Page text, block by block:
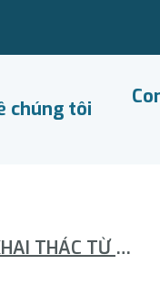
chúng tôi
SÂN BAY PHAN THIẾT SẼ KHAI THÁC TỪ ĐẦU NĂM 2024